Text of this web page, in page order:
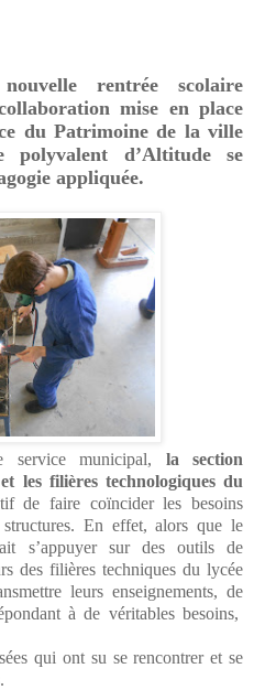
rentrée scolaire
mise en place
du Patrimoine de la ville
d’Altitude se
appliquée.
service municipal, la section
les filières technologiques du
de faire coïncider les besoins
En effet, alors que le
s’appuyer sur des outils de
des filières techniques du lycée
leurs enseignements, de
à de véritables besoins,
qui ont su se rencontrer et se